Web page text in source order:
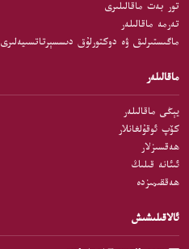
تور بەت ماقالىلىرى
تەرمە ماقالىلەر
ماگىستىرلىق ۋە دوكتورلۇق دىسسېرتاتسىيەلىرى
ماقالىلەر
يېڭى ماقالىلەر
كۆپ ئوقۇلغانلار
ھەقسىزلار
ئىئانە قىلىڭ
ھەققىمىزدە
ئالاقىلىشىش